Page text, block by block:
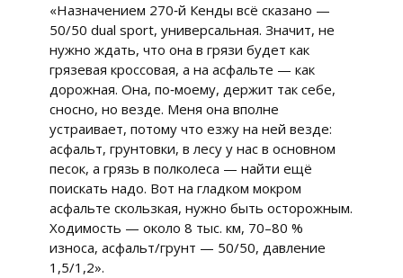
«Назначением 270‑й Кенды всё сказано —
50/50 dual sport, универсальная. Значит, не
нужно ждать, что она в грязи будет как
грязевая кроссовая, а на асфальте — как
дорожная. Она, по‑моему, держит так себе,
сносно, но везде. Меня она вполне
устраивает, потому что езжу на ней везде:
асфальт, грунтовки, в лесу у нас в основном
песок, а грязь в полколеса — найти ещё
поискать надо. Вот на гладком мокром
асфальте скользкая, нужно быть осторожным.
Ходимость — около 8 тыс. км, 70–80 %
износа, асфальт/грунт — 50/50, давление
1,5/1,2».